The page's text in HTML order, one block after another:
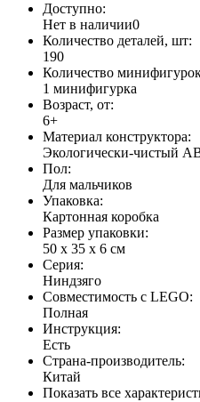
Доступно:
Нет в наличии0
Количество деталей, шт:
190
Количество
1 минифигурка
Возраст, от:
6+
Материал конструктора:
Экологически-чистый
Пол:
Для мальчиков
Упаковка:
Картонная коробка
Размер упаковки:
50 х 35 х 6 см
Серия:
Ниндзяго
Совместимость с LEGO:
Полная
Инструкция:
Есть
Страна-производитель:
Китай
Показать все